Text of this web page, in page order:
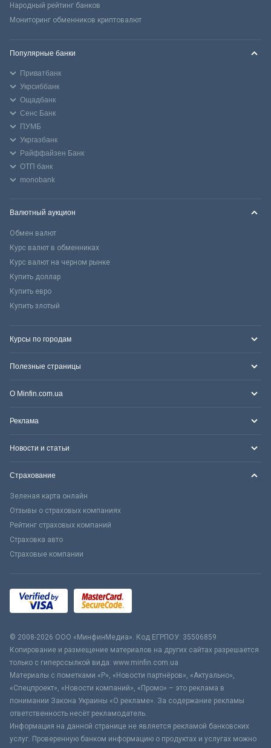
Народный рейтинг банков
Мониторинг обменников криптовалют
Популярные банки
Приватбанк
Укрсиббанк
Ощадбанк
Сенс Банк
ПУМБ
Укргазбанк
Райффайзен Банк
ОТП банк
monobank
Валютный аукцион
Обмен валют
Курс валют в обменниках
Курс валют на черном рынке
Купить доллар
Купить евро
Купить злотый
Курсы по городам
Полезные страницы
О Minfin.com.ua
Реклама
Новости и статьи
Страхование
Зеленая карта онлайн
Отзывы о страховых компаниях
Рейтинг страховых компаний
Страховка авто
Страховые компании
© 2008-2026 ООО «МинфинМедиа». Код ЕГРПОУ: 35506859
Копирование и размещение материалов на других сайтах разрешается
только с гиперссылкой вида: www.minfin.com.ua
Материалы с пометками «Р», «Новости партнёров», «Актуально»,
«Спецпроект», «Новости компаний», «Промо» – это реклама в
понимании Закона Украины «О рекламе». За содержание рекламы
ответственность несёт рекламодатель.
Информация на данной странице не является рекламой банковских
услуг. Проверенную банком информацию о продуктах и услугах можно